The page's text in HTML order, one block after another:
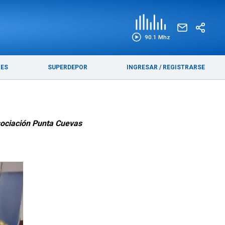
90.1 Mhz
SUPERDEPOR INGRESAR / REGISTRARSE
Punta Cuevas